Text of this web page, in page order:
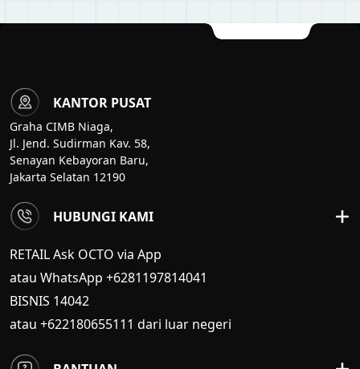
KANTOR PUSAT
Graha CIMB Niaga,
Jl. Jend. Sudirman Kav. 58,
Senayan Kebayoran Baru,
Jakarta Selatan 12190
HUBUNGI KAMI
RETAIL Ask OCTO via App
atau WhatsApp +6281197814041
BISNIS 14042
atau +622180655111 dari luar negeri